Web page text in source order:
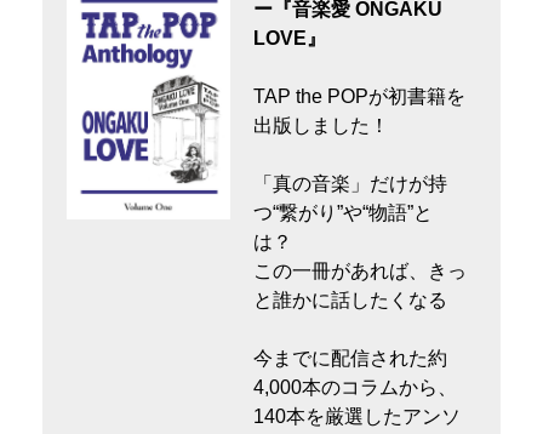
ー『音楽愛 ONGAKU
LOVE』
TAP the POPが初書籍を
出版しました！
「真の音楽」だけが持
つ“繋がり”や“物語”と
は？
この一冊があれば、きっ
と誰かに話したくなる
今までに配信された約
4,000本のコラムから、
140本を厳選したアンソ